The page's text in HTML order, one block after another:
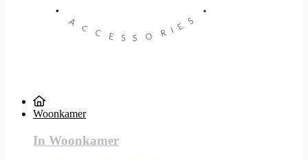
Woonkamer
In Woonkamer